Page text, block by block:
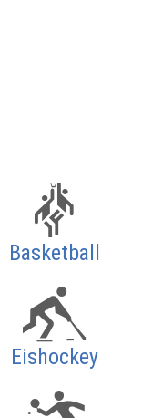
Basketball
Eishockey